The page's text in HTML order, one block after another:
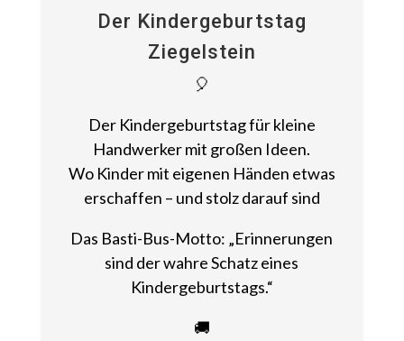
Der Kindergeburtstag
Ziegelstein
🎈
Der Kindergeburtstag für kleine
Handwerker mit großen Ideen.
Wo Kinder mit eigenen Händen etwas
erschaffen – und stolz darauf sind
Das Basti-Bus-Motto: „Erinnerungen
sind der wahre Schatz eines
Kindergeburtstags.“
🚚